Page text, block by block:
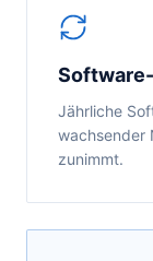
Jährliche
wachsender
zunimmt.